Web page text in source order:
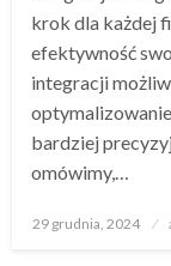
krok dla każdej
efektywność
integracji
bardziej
omówimy,…
Opublikowane
29 grudnia, 2024